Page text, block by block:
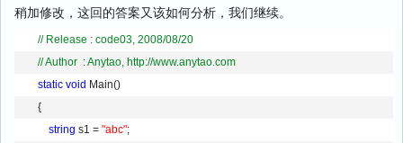
稍加修改，这回的答案又该如何分析，我们继续。
// Release : code03, 2008/08/20
// Author  : Anytao, http://www.anytao.com
static void Main()
        {
string s1 = "abc";